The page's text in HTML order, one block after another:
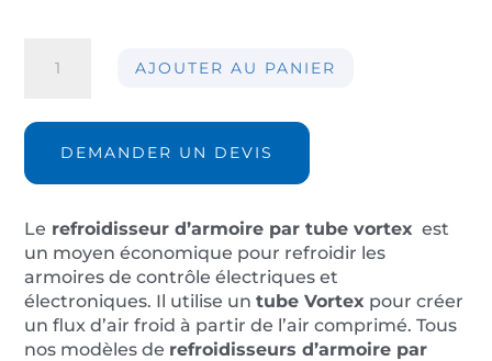
d'armoire
CC110-
IP66
AJOUTER AU PANIER
DEMANDER UN DEVIS
Le refroidisseur d’armoire par tube vortex est
un moyen économique pour refroidir les
armoires de contrôle électriques et
électroniques. Il utilise untube Vortex pour créer
un flux d’air froid à partir de l’air comprimé. Tous
nos modèles de refroidisseurs d’armoire par